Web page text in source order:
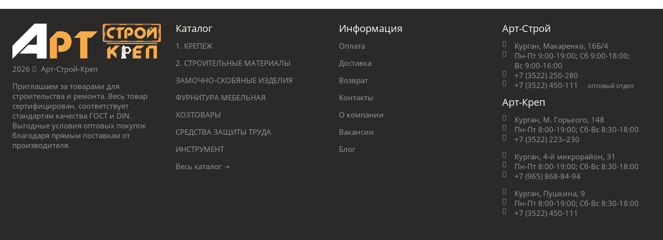
2026
Арт-Строй-Креп
Приглашаем за товарами для
строительства и ремонта. Весь товар
сертифицирован, соответствует
стандартам качества ГОСТ и DIN.
Выгодные условия оптовых покупок
благодаря прямым поставкам от
производителя.
Каталог
1. КРЕПЕЖ
2. СТРОИТЕЛЬНЫЕ МАТЕРИАЛЫ
ЗАМОЧНО-СКОБЯНЫЕ ИЗДЕЛИЯ
ФУРНИТУРА МЕБЕЛЬНАЯ
ХОЗТОВАРЫ
СРЕДСТВА ЗАЩИТЫ ТРУДА
ИНСТРУМЕНТ
Весь каталог ➝
Информация
Оплата
Доставка
Возврат
Контакты
О компании
Вакансии
Блог
Арт-Строй
Курган, Макаренко, 16Б/4
Пн-Пт 9:00-19:00; Сб 9:00-18:00;
Вс 9:00-16:00
+7 (3522) 250-280
+7 (3522) 450-111
оптовый отдел
Арт-Креп
Курган, М. Горького, 148
Пн-Пт 8:00-19:00; Сб-Вс 8:30-18:00
+7 (3522) 223‒230
Курган, 4-й микрорайон, 31
Пн-Пт 8:00-19:00; Сб-Вс 8:30-18:00
+7 (965) 868-84-94
Курган, Пушкина, 9
Пн-Пт 8:00-19:00; Сб-Вс 8:30-18:00
+7 (3522) 450-111